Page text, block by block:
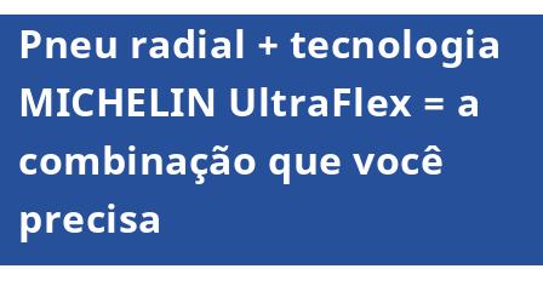
Pneu radial + tecnologia
MICHELIN UltraFlex = a
combinação que você
precisa